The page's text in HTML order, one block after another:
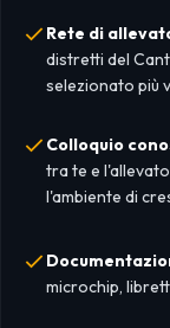
Rete di
distretti del
selezionato più
Colloquio
tra te e
l'ambiente di
microchip,